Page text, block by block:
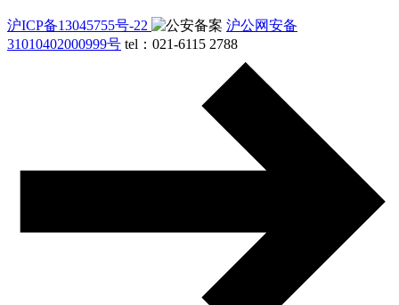
沪ICP备13045755号-22
沪公网安备
31010402000999号 tel：021-6115 2788